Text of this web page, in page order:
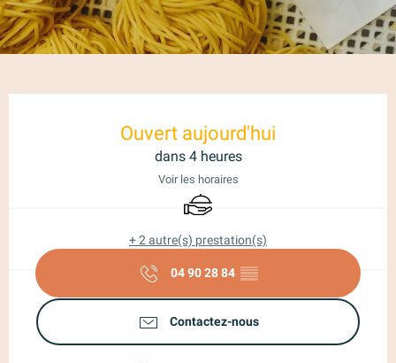
Ouvert aujourd'hui
dans 4 heures
Voir les horaires
Traiteur
+ 2 autre(s) prestation(s)
04 90 28 84 ▒▒
Contactez-nous